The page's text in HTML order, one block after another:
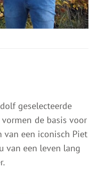
geselecteerde
de basis voor
van een iconisch Piet
van een leven lang